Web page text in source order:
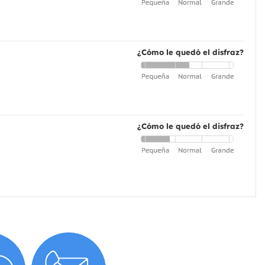
¿Cómo le quedó el disfraz?
¿Cómo le quedó el disfraz?